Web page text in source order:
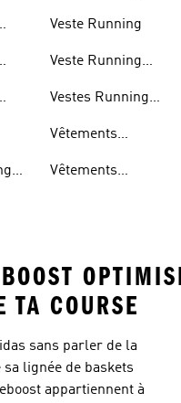
Veste Running
Veste Running
Vestes Running
Vêtements
Vêtements
TA COURSE
sans parler de la
lignée de baskets
appartiennent à